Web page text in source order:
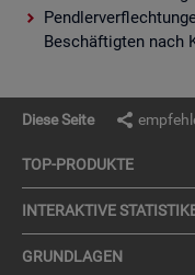
Beschäftigten nach
Diese Seite
TOP-PRO­DUK­TE
IN­TER­AK­TI­VE
GRUND­LA­GEN